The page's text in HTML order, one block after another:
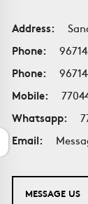
Address:
Phone:
Phone:
Mobile:
Whatsapp:
Email:
MESSAGE US